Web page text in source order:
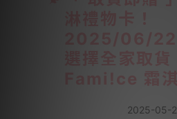
2025-05-